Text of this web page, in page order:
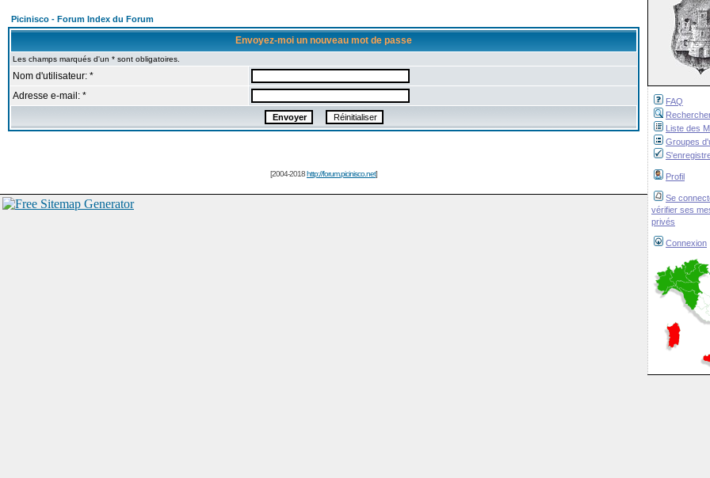
FAQ
Liste des
Groupes
Profil
Se
vérifier ses
privés
Connexion
Picinisco - Forum Index du Forum
Envoyez-moi un nouveau mot de passe
Les champs marqués d'un * sont obligatoires.
Nom d'utilisateur: *
Adresse e-mail: *
[2004-2018http://forum.picinisco.net]